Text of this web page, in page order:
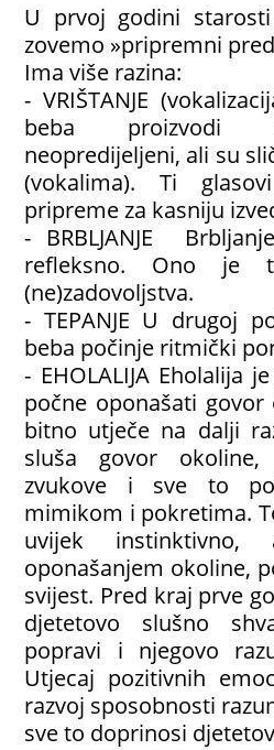
U prvoj godini
zovemo »pripremni
Ima više razina:
- VRIŠTANJE
beba proizvodi
neopredijeljeni, ali su
(vokalima). Ti
pripreme za kasniju
- BRBLJANJE
refleksno. Ono je
(ne)zadovoljstva.
- TEPANJE U drugoj
beba počinje ritmički
- EHOLALIJA Eholalija
počne oponašati govor
bitno utječe na dalji
sluša govor
zvukove i sve to
mimikom i pokretima.
uvijek
oponašanjem okoline,
svijest. Pred kraj prve
djetetovo slušno
popravi i njegovo
Utjecaj pozitivnih
razvoj sposobnosti
sve to doprinosi